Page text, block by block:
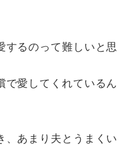
するのって難しいと思
で愛してくれているん
、あまり夫とうまくい